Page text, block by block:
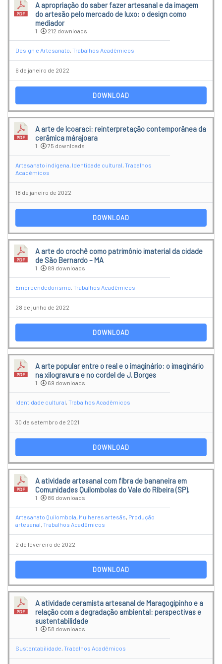
A apropriação do saber fazer artesanal e da imagem
do artesão pelo mercado de luxo: o design como
mediador
1 212 downloads
Design e Artesanato, Trabalhos Acadêmicos
6 de janeiro de 2022
DOWNLOAD
A arte de Icoaraci: reinterpretação contemporânea da
cerâmica márajoara
1 75 downloads
Artesanato indígena, Identidade cultural, Trabalhos
Acadêmicos
18 de janeiro de 2022
DOWNLOAD
A arte do crochê como patrimônio imaterial da cidade
de São Bernardo – MA
1 89 downloads
Empreendedorismo, Trabalhos Acadêmicos
28 de junho de 2022
DOWNLOAD
A arte popular entre o real e o imaginário: o imaginário
na xilogravura e no cordel de J. Borges
1 69 downloads
Identidade cultural, Trabalhos Acadêmicos
30 de setembro de 2021
DOWNLOAD
A atividade artesanal com fibra de bananeira em
Comunidades Quilombolas do Vale do Ribeira (SP).
1 86 downloads
Artesanato Quilombola, Mulheres artesãs, Produção
artesanal, Trabalhos Acadêmicos
2 de fevereiro de 2022
DOWNLOAD
A atividade ceramista artesanal de Maragogipinho e a
relação com a degradação ambiental: perspectivas e
sustentabilidade
1 58 downloads
Sustentabilidade, Trabalhos Acadêmicos